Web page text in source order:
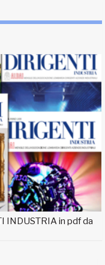
INDUSTRIA in pdf da